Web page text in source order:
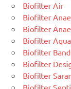
Biofilter Air
Biofilter
Biofilter
Biofilter
Biofilter
Biofilter
Biofilter